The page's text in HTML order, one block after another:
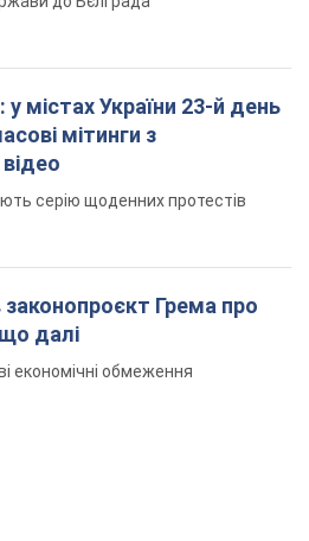
містах України 23-й день
мітинги з
серію щоденних протестів
Грема про
що далі
економічні обмеження